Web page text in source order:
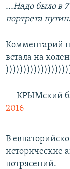
...Надо было в 7
портрета
Комментарий
встала на
— КРЫМский
2016
В
исторические
потрясений.